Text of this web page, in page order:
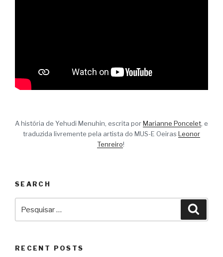
A história de Yehudi Menuhin, escrita porMarianne Poncelet, e
traduzida livremente pela artista do MUS-E Oeiras Leonor
Tenreiro!
SEARCH
RECENT POSTS